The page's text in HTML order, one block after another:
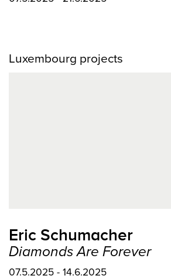
Luxembourg projects
Eric Schumacher
Diamonds Are Forever
07.5.2025 - 14.6.2025